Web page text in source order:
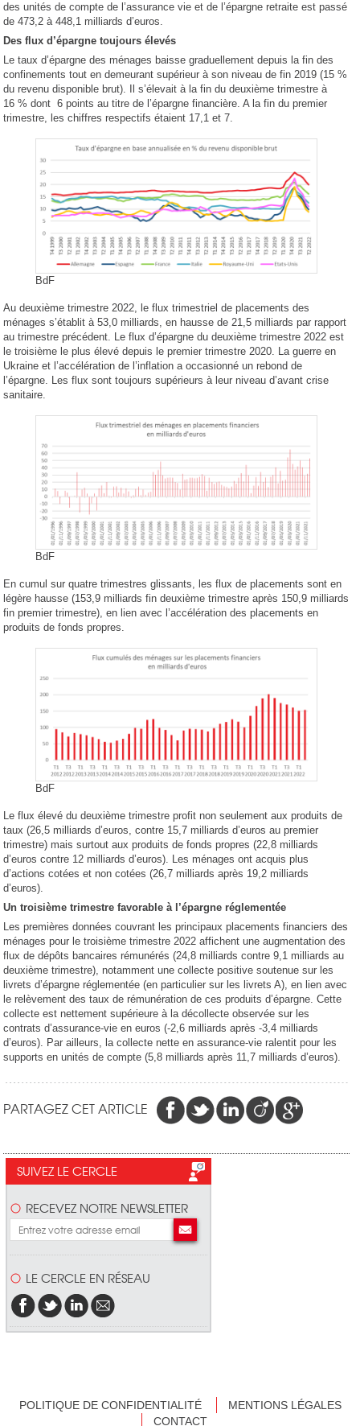
des unités de compte de l’assurance vie et de l’épargne retraite est passé
de 473,2 à 448,1 milliards d’euros.
Des flux d’épargne toujours élevés
Le taux d’épargne des ménages baisse graduellement depuis la fin des
confinements tout en demeurant supérieur à son niveau de fin 2019 (15 %
du revenu disponible brut). Il s’élevait à la fin du deuxième trimestre à
16 % dont 6 points au titre de l’épargne financière. A la fin du premier
trimestre, les chiffres respectifs étaient 17,1 et 7.
BdF
Au deuxième trimestre 2022, le flux trimestriel de placements des
ménages s’établit à 53,0 milliards, en hausse de 21,5 milliards par rapport
au trimestre précédent. Le flux d’épargne du deuxième trimestre 2022 est
le troisième le plus élevé depuis le premier trimestre 2020. La guerre en
Ukraine et l’accélération de l’inflation a occasionné un rebond de
l’épargne. Les flux sont toujours supérieurs à leur niveau d’avant crise
sanitaire.
BdF
En cumul sur quatre trimestres glissants, les flux de placements sont en
légère hausse (153,9 milliards fin deuxième trimestre après 150,9 milliards
fin premier trimestre), en lien avec l’accélération des placements en
produits de fonds propres.
BdF
Le flux élevé du deuxième trimestre profit non seulement aux produits de
taux (26,5 milliards d’euros, contre 15,7 milliards d’euros au premier
trimestre) mais surtout aux produits de fonds propres (22,8 milliards
d’euros contre 12 milliards d’euros). Les ménages ont acquis plus
d’actions cotées et non cotées (26,7 milliards après 19,2 milliards
d’euros).
Un troisième trimestre favorable à l’épargne réglementée
Les premières données couvrant les principaux placements financiers des
ménages pour le troisième trimestre 2022 affichent une augmentation des
flux de dépôts bancaires rémunérés (24,8 milliards contre 9,1 milliards au
deuxième trimestre), notamment une collecte positive soutenue sur les
livrets d’épargne réglementée (en particulier sur les livrets A), en lien avec
le relèvement des taux de rémunération de ces produits d’épargne. Cette
collecte est nettement supérieure à la décollecte observée sur les
contrats d’assurance-vie en euros (-2,6 milliards après -3,4 milliards
d’euros). Par ailleurs, la collecte nette en assurance-vie ralentit pour les
supports en unités de compte (5,8 milliards après 11,7 milliards d’euros).
PARTAGEZ CET ARTICLE
SUIVEZ LE CERCLE
RECEVEZ NOTRE NEWSLETTER
LE CERCLE EN RÉSEAU
POLITIQUE DE CONFIDENTIALITÉ
MENTIONS LÉGALES
CONTACT